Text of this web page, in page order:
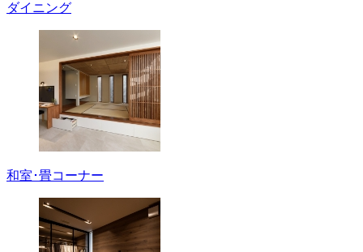
ダイニング
和室･畳コーナー